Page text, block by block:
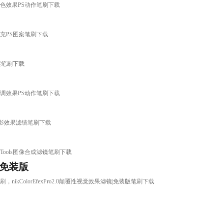
效果PS动作笔刷下载
PS图案笔刷下载
笔刷下载
效果PS动作笔刷下载
效果滤镜笔刷下载
图像合成滤镜笔刷下载
装版
，nikColorEfexPro2.0颠覆性视觉效果滤镜|免装版笔刷下载